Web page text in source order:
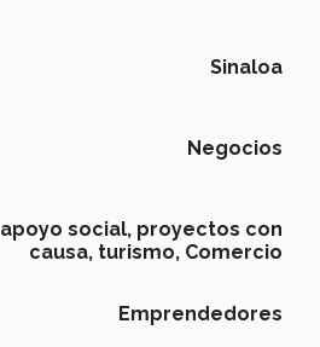
Sinaloa
Negocios
apoyo social, proyectos con
causa, turismo, Comercio
Emprendedores